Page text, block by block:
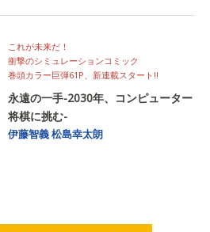
これが未来だ！
衝撃のシミュレーションコミック
巻頭カラー巨弾61P、新連載スタート!!
永遠の一手-2030年、コンピューター
将棋に挑む-
伊藤智義松島幸太朗